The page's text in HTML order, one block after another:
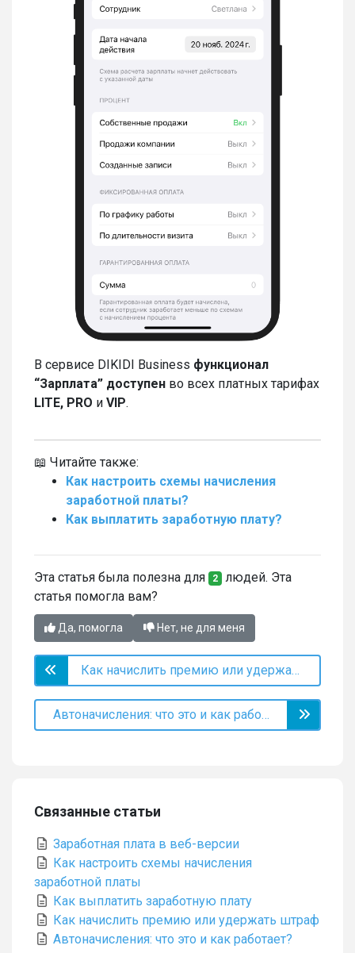
В сервисе DIKIDI Business функционал
“Зарплата” доступен во всех платных тарифах
LITE, PRO и VIP.
📖 Читайте также:
Как настроить схемы начисления
заработной платы?
Как выплатить заработную плату?
Эта статья была полезна для 2 людей. Эта
статья помогла вам?
Да, помогла Нет, не для меня
Как начислить премию или удержать штраф
Автоначисления: что это и как работает?
Связанные статьи
Заработная плата в веб-версии
Как настроить схемы начисления
заработной платы
Как выплатить заработную плату
Как начислить премию или удержать штраф
Автоначисления: что это и как работает?